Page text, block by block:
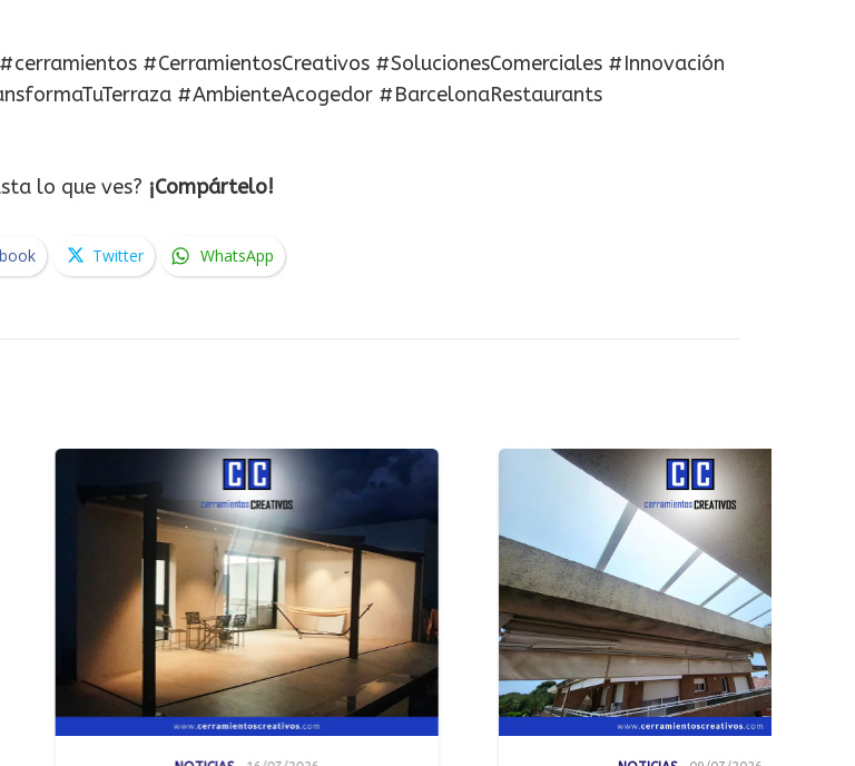
#CerramientosCreativos #SolucionesComerciales #Innovación
#AmbienteAcogedor #BarcelonaRestaurants
lo que ves? ¡Compártelo!
Twitter WhatsApp